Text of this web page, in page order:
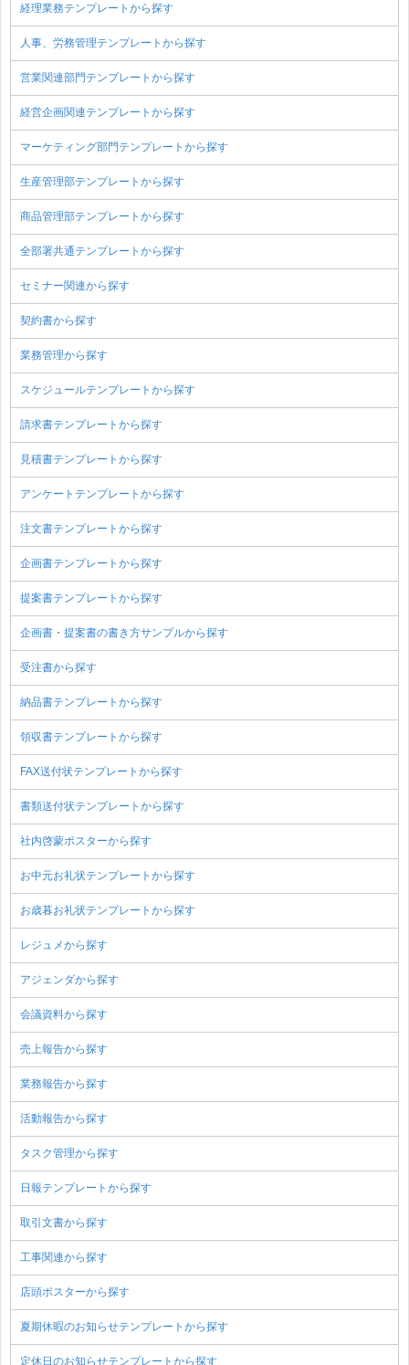
経理業務テンプレートから探す
人事、労務管理テンプレートから探す
営業関連部門テンプレートから探す
経営企画関連テンプレートから探す
マーケティング部門テンプレートから探す
生産管理部テンプレートから探す
商品管理部テンプレートから探す
全部署共通テンプレートから探す
セミナー関連から探す
契約書から探す
業務管理から探す
スケジュールテンプレートから探す
請求書テンプレートから探す
見積書テンプレートから探す
アンケートテンプレートから探す
注文書テンプレートから探す
企画書テンプレートから探す
提案書テンプレートから探す
企画書・提案書の書き方サンプルから探す
受注書から探す
納品書テンプレートから探す
領収書テンプレートから探す
FAX送付状テンプレートから探す
書類送付状テンプレートから探す
社内啓蒙ポスターから探す
お中元お礼状テンプレートから探す
お歳暮お礼状テンプレートから探す
レジュメから探す
アジェンダから探す
会議資料から探す
売上報告から探す
業務報告から探す
活動報告から探す
タスク管理から探す
日報テンプレートから探す
取引文書から探す
工事関連から探す
店頭ポスターから探す
夏期休暇のお知らせテンプレートから探す
定休日のお知らせテンプレートから探す